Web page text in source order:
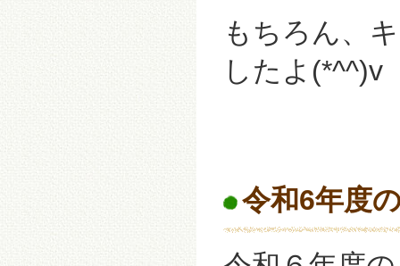
もちろん、
したよ(*^^)v
令和6年度